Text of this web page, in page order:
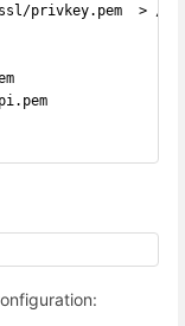
> /etc/